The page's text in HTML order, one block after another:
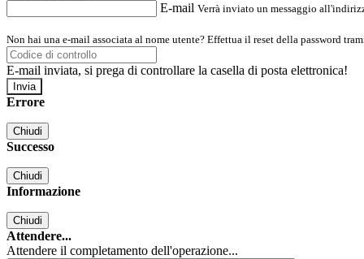
E-mail Verrà inviato un messaggio
Non hai una e-mail associata al nome utente? Effettua il reset della password
E-mail inviata, si prega di controllare la casella di posta elettronica!
Errore
Chiudi
Successo
Chiudi
Informazione
Chiudi
Attendere...
Attendere il completamento dell'operazione...